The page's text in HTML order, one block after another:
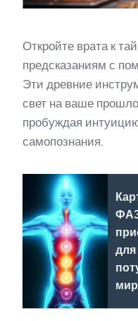
Откройте врата к
предсказаниям с
Эти древние
свет на ваше
пробуждая
самопознания.